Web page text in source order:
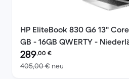
HP EliteBook 830 G6 13"
GB - 16GB QWERTY -
Preis des erneuerten Produkts:
289,00 €
405,00 € neu